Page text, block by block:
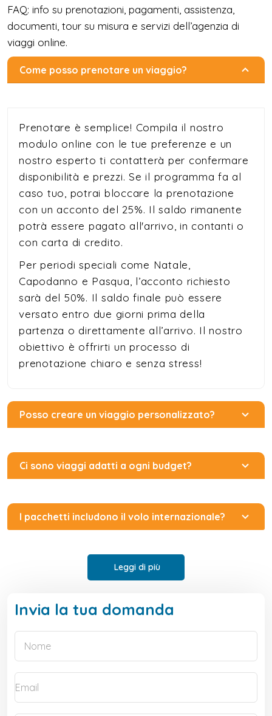
FAQ: info su prenotazioni, pagamenti, assistenza,
documenti, tour su misura e servizi dell’agenzia di
viaggi online.
Come posso prenotare un viaggio?
Prenotare è semplice! Compila il nostro
modulo online con le tue preferenze e un
nostro esperto ti contatterà per confermare
disponibilità e prezzi. Se il programma fa al
caso tuo, potrai bloccare la prenotazione
con un acconto del 25%. Il saldo rimanente
potrà essere pagato all'arrivo, in contanti o
con carta di credito.
Per periodi speciali come Natale,
Capodanno e Pasqua, l’acconto richiesto
sarà del 50%. Il saldo finale può essere
versato entro due giorni prima della
partenza o direttamente all’arrivo. Il nostro
obiettivo è offrirti un processo di
prenotazione chiaro e senza stress!
Posso creare un viaggio personalizzato?
Ci sono viaggi adatti a ogni budget?
I pacchetti includono il volo internazionale?
Leggi di più
Invia la tua domanda